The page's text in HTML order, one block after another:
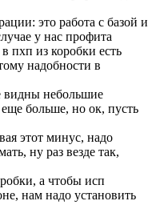
это работа с базой и
у нас профита
пхп из коробки есть
надобности в
видны небольшие
больше, но ок, пусть
этот минус, надо
ну раз везде так,
а чтобы исп
нам надо установить